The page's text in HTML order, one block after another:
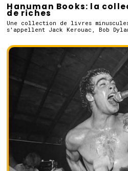
Hanuman Books: la
de riches
Une collection de livres
s'appellent Jack Kerouac, Bob